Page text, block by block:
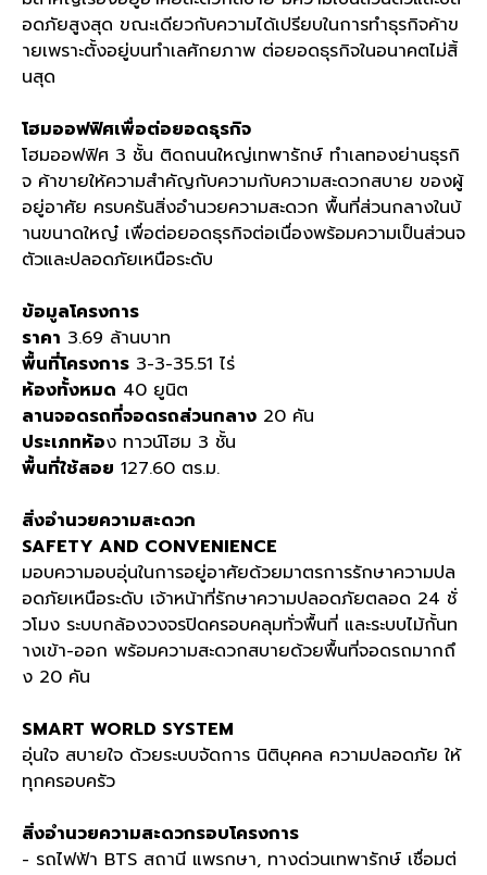
อดภัยสูงสุด ขณะเดียวกับความได้เปรียบในการทำธุรกิจค้าข
ายเพราะตั้งอยู่บนทำเลศักยภาพ ต่อยอดธุรกิจในอนาคตไม่สิ้
นสุด
โฮมออฟฟิศเพื่อต่อยอดธุรกิจ
โฮมออฟฟิศ 3 ชั้น ติดถนนใหญ่เทพารักษ์ ทำเลทองย่านธุรกิ
จ ค้าขายให้ความสำคัญกับความกับความสะดวกสบาย ของผู้
อยู่อาศัย ครบครันสิ่งอำนวยความสะดวก พื้นที่ส่วนกลางในบ้
านขนาดใหญ๋ เพื่อต่อยอดธุรกิจต่อเนื่องพร้อมความเป็นส่วนจ
ตัวและปลอดภัยเหนือระดับ
ข้อมูลโครงการ
ราคา 3.69 ล้านบาท
พื้นที่โครงการ 3-3-35.51 ไร่
ห้องทั้งหมด 40 ยูนิต
ลานจอดรถที่จอดรถส่วนกลาง 20 คัน
ประเภทห้อง ทาวน์โฮม 3 ชั้น
พื้นที่ใช้สอย 127.60 ตร.ม.
สิ่งอำนวยความสะดวก
SAFETY AND CONVENIENCE
มอบความอบอุ่นในการอยู่อาศัยด้วยมาตรการรักษาความปล
อดภัยเหนือระดับ เจ้าหน้าที่รักษาความปลอดภัยตลอด 24 ชั่
วโมง ระบบกล้องวงจรปิดครอบคลุมทั่วพื้นที่ และระบบไม้กั้นท
างเข้า-ออก พร้อมความสะดวกสบายด้วยพื้นที่จอดรถมากถึ
ง 20 คัน
SMART WORLD SYSTEM
อุ่นใจ สบายใจ ด้วยระบบจัดการ นิติบุคคล ความปลอดภัย ให้
ทุกครอบครัว
สิ่งอำนวยความสะดวกรอบโครงการ
- รถไฟฟ้า BTS สถานี แพรกษา, ทางด่วนเทพารักษ์ เชื่อมต่